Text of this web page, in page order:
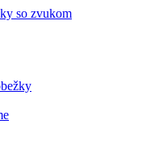
so zvukom